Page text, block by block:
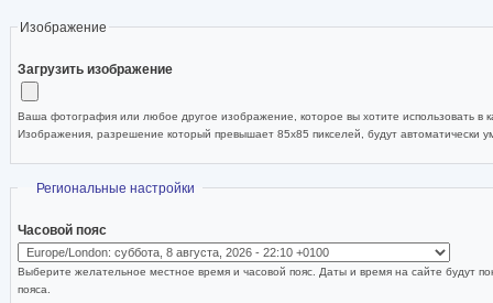
Изображение
Загрузить изображение
Ваша фотография или любое другое изображение, которое вы хотите использовать в
Изображения, разрешение который превышает 85x85 пикселей, будут автоматически
Скрыть
Региональные настройки
Часовой пояс
Выберите желательное местное время и часовой пояс. Даты и время на сайте будут
пояса.